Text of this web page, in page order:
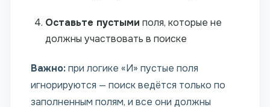
Оставьте пустыми поля, которые не
должны участвовать в поиске
Важно:при логике «И» пустые поля
игнорируются — поиск ведётся только по
заполненным полям, и все они должны